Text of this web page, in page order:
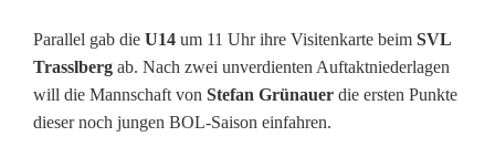
s
c
h
Parallel gab die U14 um 11 Uhr ihre Visitenkarte beim SVL
Trasslberg ab. Nach zwei unverdienten Auftaktniederlagen
will die Mannschaft von Stefan Grünauer die ersten Punkte
dieser noch jungen BOL-Saison einfahren.